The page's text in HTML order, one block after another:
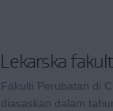
Lekarska
Fakulti Perubatan di
diasaskan dalam